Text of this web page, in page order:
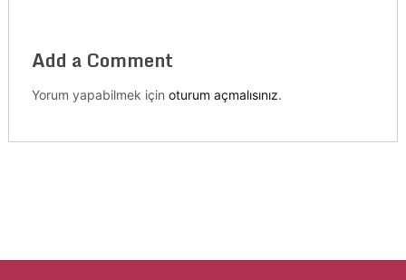
Add a Comment
Yorum yapabilmek için oturum açmalısınız.